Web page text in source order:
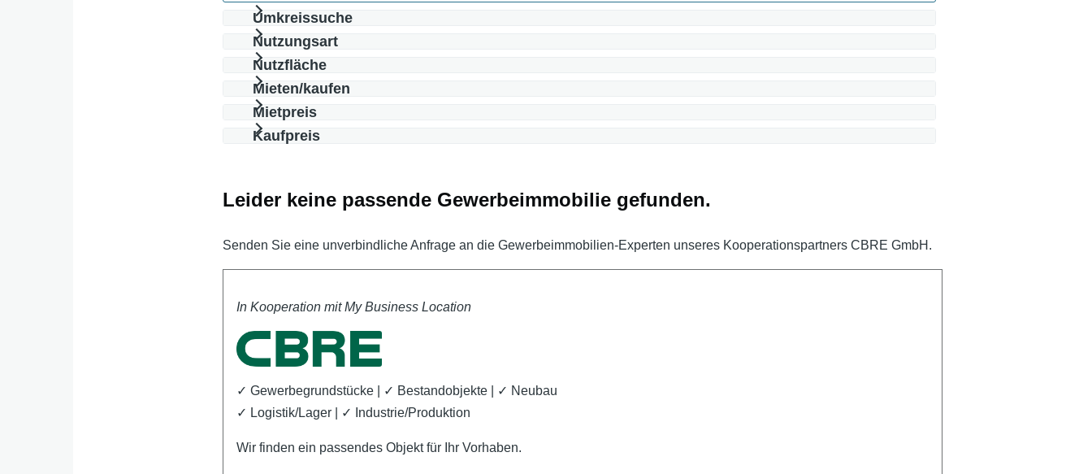
Umkreissuche
Nutzungsart
Nutzfläche
Mieten/kaufen
Mietpreis
Kaufpreis
Leider keine passende Gewerbeimmobilie gefunden.
Senden Sie eine unverbindliche Anfrage an die Gewerbeimmobilien-Experten unseres Kooperationspartners CBRE GmbH.
In Kooperation mit My Business Location
✓ Gewerbegrundstücke | ✓ Bestandobjekte | ✓ Neubau
✓ Logistik/Lager | ✓ Industrie/Produktion
Wir finden ein passendes Objekt für Ihr Vorhaben.